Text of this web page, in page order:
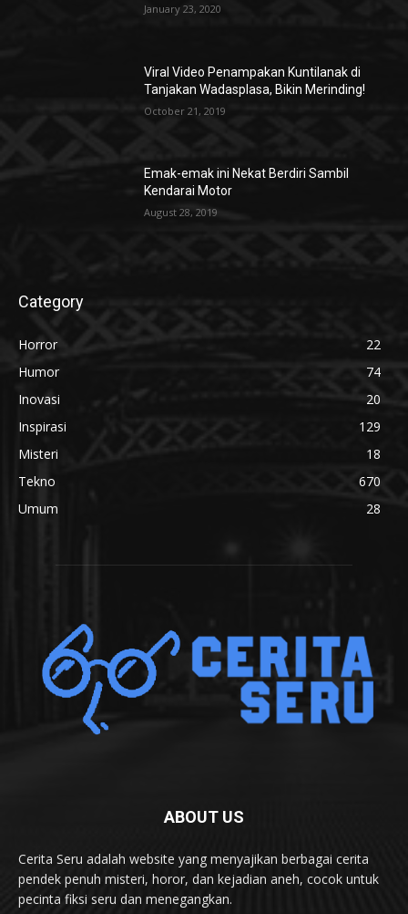
January 23, 2020
Viral Video Penampakan Kuntilanak di
Tanjakan Wadasplasa, Bikin Merinding!
October 21, 2019
Emak-emak ini Nekat Berdiri Sambil
Kendarai Motor
August 28, 2019
Category
Horror
22
Humor
74
Inovasi
20
Inspirasi
129
Misteri
18
Tekno
670
Umum
28
ABOUT US
Cerita Seru adalah website yang menyajikan berbagai cerita
pendek penuh misteri, horor, dan kejadian aneh, cocok untuk
pecinta fiksi seru dan menegangkan.